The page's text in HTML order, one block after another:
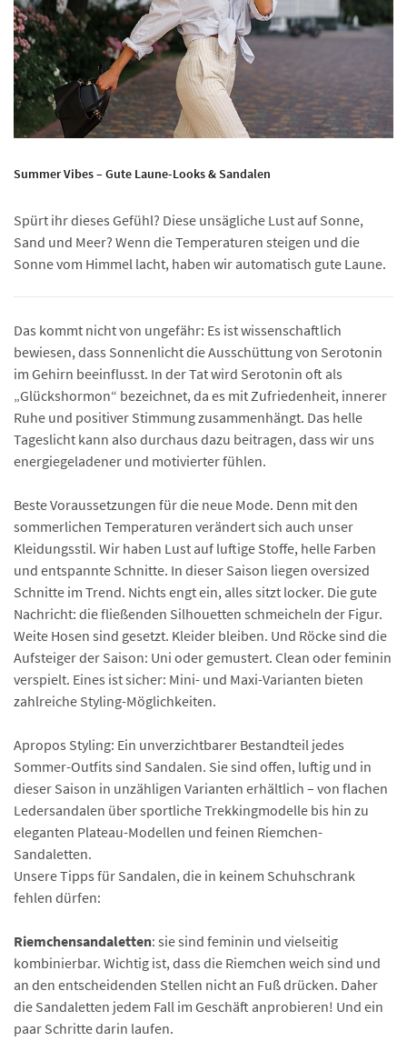
Summer Vibes – Gute Laune-Looks & Sandalen
Spürt ihr dieses Gefühl? Diese unsägliche Lust auf Sonne,
Sand und Meer? Wenn die Temperaturen steigen und die
Sonne vom Himmel lacht, haben wir automatisch gute Laune.
Das kommt nicht von ungefähr: Es ist wissenschaftlich
bewiesen, dass Sonnenlicht die Ausschüttung von Serotonin
im Gehirn beeinflusst. In der Tat wird Serotonin oft als
„Glückshormon“ bezeichnet, da es mit Zufriedenheit, innerer
Ruhe und positiver Stimmung zusammenhängt. Das helle
Tageslicht kann also durchaus dazu beitragen, dass wir uns
energiegeladener und motivierter fühlen.
Beste Voraussetzungen für die neue Mode. Denn mit den
sommerlichen Temperaturen verändert sich auch unser
Kleidungsstil. Wir haben Lust auf luftige Stoffe, helle Farben
und entspannte Schnitte. In dieser Saison liegen oversized
Schnitte im Trend. Nichts engt ein, alles sitzt locker. Die gute
Nachricht: die fließenden Silhouetten schmeicheln der Figur.
Weite Hosen sind gesetzt. Kleider bleiben. Und Röcke sind die
Aufsteiger der Saison: Uni oder gemustert. Clean oder feminin
verspielt. Eines ist sicher: Mini- und Maxi-Varianten bieten
zahlreiche Styling-Möglichkeiten.
Apropos Styling: Ein unverzichtbarer Bestandteil jedes
Sommer-Outfits sind Sandalen. Sie sind offen, luftig und in
dieser Saison in unzähligen Varianten erhältlich – von flachen
Ledersandalen über sportliche Trekkingmodelle bis hin zu
eleganten Plateau-Modellen und feinen Riemchen-
Sandaletten.
Unsere Tipps für Sandalen, die in keinem Schuhschrank
fehlen dürfen:
Riemchensandaletten: sie sind feminin und vielseitig
kombinierbar. Wichtig ist, dass die Riemchen weich sind und
an den entscheidenden Stellen nicht an Fuß drücken. Daher
die Sandaletten jedem Fall im Geschäft anprobieren! Und ein
paar Schritte darin laufen.